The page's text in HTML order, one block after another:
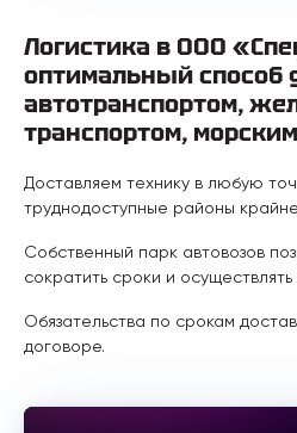
Логистика в ООО
оптимальный способ
автотранспортом,
транспортом,
Доставляем технику в любую
труднодоступные районы
Собственный парк автовозов
сократить сроки и
Обязательства по срокам
договоре.